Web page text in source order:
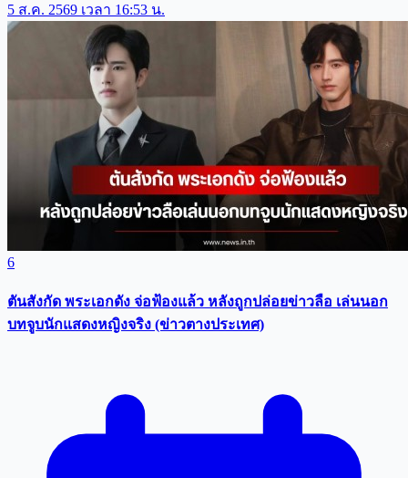
5 ส.ค. 2569 เวลา 16:53 น.
6
ตันสังกัด พระเอกดัง จ่อฟ้องแล้ว หลังถูกปล่อยข่าวลือ เล่นนอก
บทจูบนักแสดงหญิงจริง (ข่าวตางประเทศ)